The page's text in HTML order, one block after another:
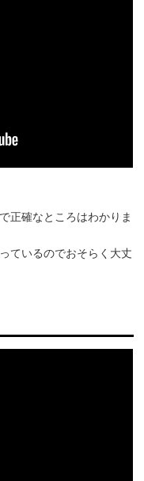
正確なところはわかりま
ているのでおそらく大丈